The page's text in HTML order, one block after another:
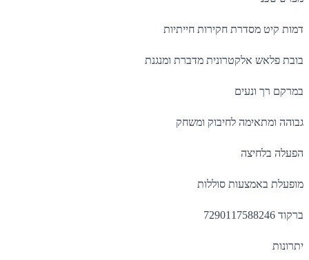
דמות קיט מסדרת חקירות חייתיות
בובת פלאש אלקטרונית מדברת ומנגנת
במרקם רך ונעים
גבוהה ומתאימה לחיבוק ומשחק
הפעלה בלחיצה
מופעלת באמצעות סוללות
ברקוד 7290117588246
יתרונות